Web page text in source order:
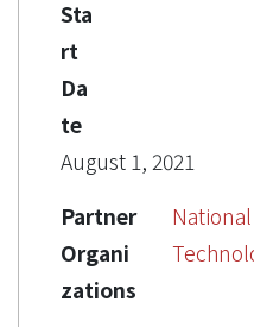
Sta
rt
Da
te
August 1, 2021
Partner
Organi
zations